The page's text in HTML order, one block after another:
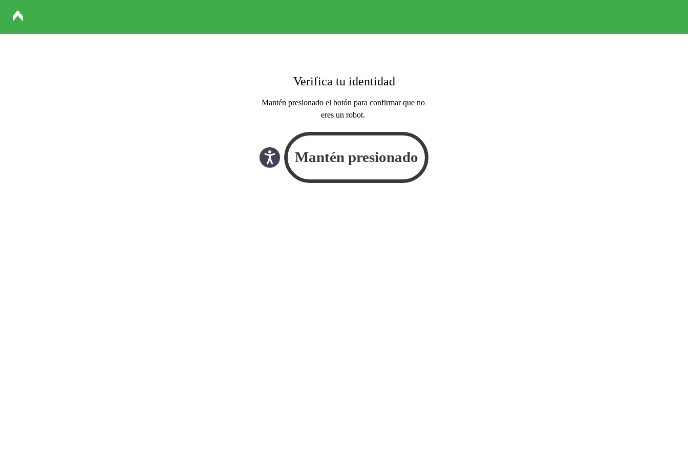
Verifica tu identidad
Mantén presionado el botón para confirmar que no
eres un robot.